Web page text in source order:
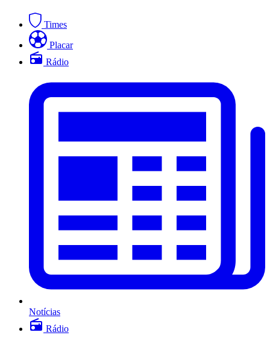
Times
Placar
Rádio
Notícias
Rádio